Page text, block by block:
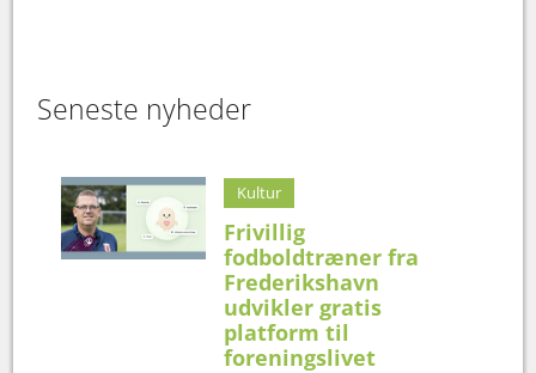
Seneste nyheder
Kultur
Frivillig
fodboldtræner fra
Frederikshavn
udvikler gratis
platform til
foreningslivet